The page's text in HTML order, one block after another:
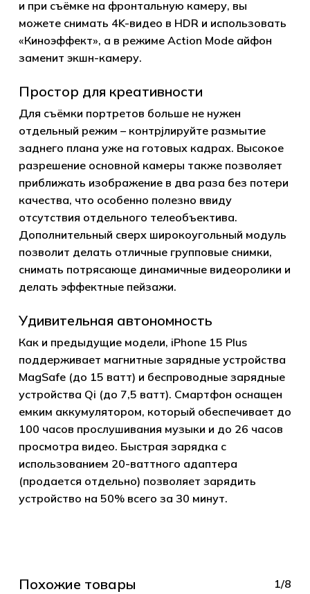
Go to shop
и при съёмке на фронтальную камеру, вы
можете снимать 4K-видео в HDR и использовать
«Киноэффект», а в режиме Action Mode айфон
заменит экшн-камеру.
Простор для креативности
Для съёмки портретов больше не нужен
отдельный режим – контрjлируйте размытие
заднего плана уже на готовых кадрах. Высокое
разрешение основной камеры также позволяет
приближать изображение в два раза без потери
качества, что особенно полезно ввиду
отсутствия отдельного телеобъектива.
Дополнительный сверх широкоугольный модуль
позволит делать отличные групповые снимки,
снимать потрясающе динамичные видеоролики и
делать эффектные пейзажи.
Удивительная автономность
Как и предыдущие модели, iPhone 15 Plus
поддерживает магнитные зарядные устройства
MagSafe (до 15 ватт) и беспроводные зарядные
устройства Qi (до 7,5 ватт). Смартфон оснащен
емким аккумулятором, который обеспечивает до
100 часов прослушивания музыки и до 26 часов
просмотра видео. Быстрая зарядка с
использованием 20-ваттного адаптера
(продается отдельно) позволяет зарядить
устройство на 50% всего за 30 минут.
Похожие товары 1/8